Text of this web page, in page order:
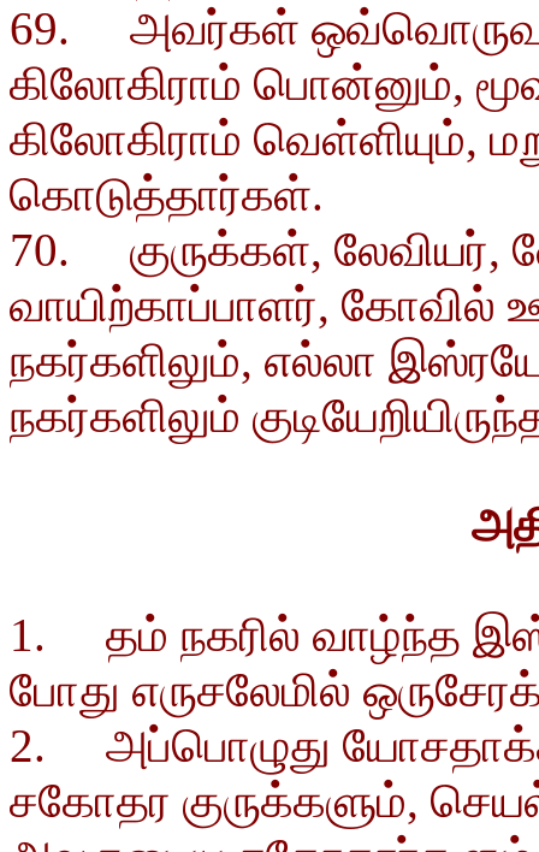
69. அவர்கள்
கிலோகிராம் பொன்னும்,
கிலோகிராம் வெள்ளியும்,
கொடுத்தார்கள்.
70. குருக்கள், லேவியர்,
வாயிற்காப்பாளர்,
நகர்களிலும், எல்லா
நகர்களிலும்
1. தம் நகரில் வாழ்ந்த
போது எருசலேமில்
2. அப்பொழுது
சகோதர குருக்களும்,